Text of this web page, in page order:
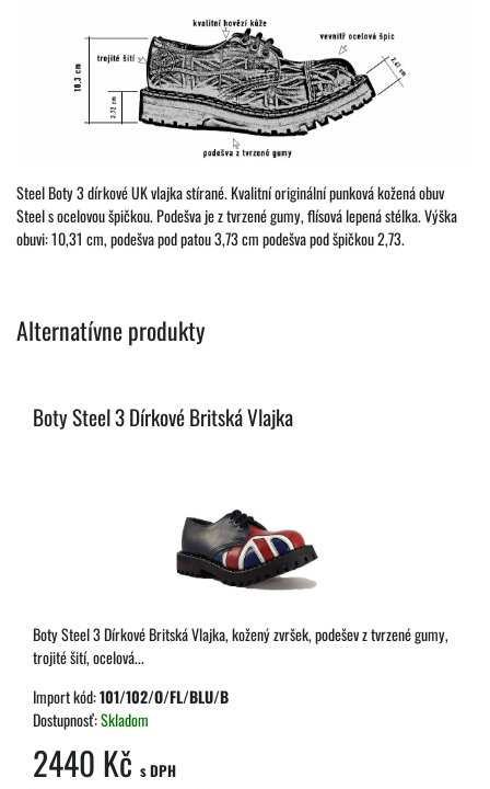
Steel Boty 3 dírkové UK vlajka stírané. Kvalitní originální punková kožená obuv
Steel s ocelovou špičkou. Podešva je z tvrzené gumy, flísová lepená stélka. Výška
obuvi: 10,31 cm, podešva pod patou 3,73 cm podešva pod špičkou 2,73.
Alternatívne produkty
Boty Steel 3 Dírkové Britská Vlajka
Boty Steel 3 Dírkové Britská Vlajka, kožený zvršek, podešev z tvrzené gumy,
trojité šití, ocelová...
Import kód:101/102/O/FL/BLU/B
Dostupnosť:Skladom
2440 Kč s DPH